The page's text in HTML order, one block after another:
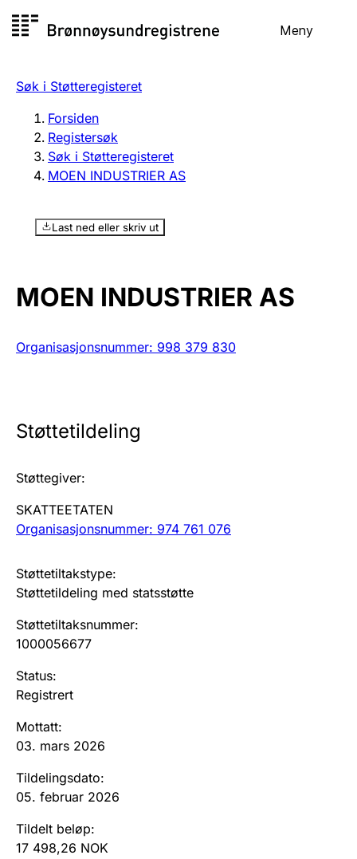
til
Meny
Registersøk
Aksjeselskap
Enkeltpersonforetak
Registrere, endre, slette
Jeger
Ektepaktveileder
Andre tema
Søk i Støtteregisteret
Forsiden
Registersøk
Søk i Støtteregisteret
MOEN INDUSTRIER AS
Last ned eller skriv ut
MOEN INDUSTRIER AS
Organisasjonsnummer: 998 379 830
Støttetildeling
Støttegiver:
SKATTEETATEN
Organisasjonsnummer: 974 761 076
Støttetiltakstype:
Støttetildeling med statsstøtte
Støttetiltaksnummer:
1000056677
Status:
Registrert
Mottatt:
03. mars 2026
Tildelingsdato:
05. februar 2026
Tildelt beløp:
17 498,26 NOK